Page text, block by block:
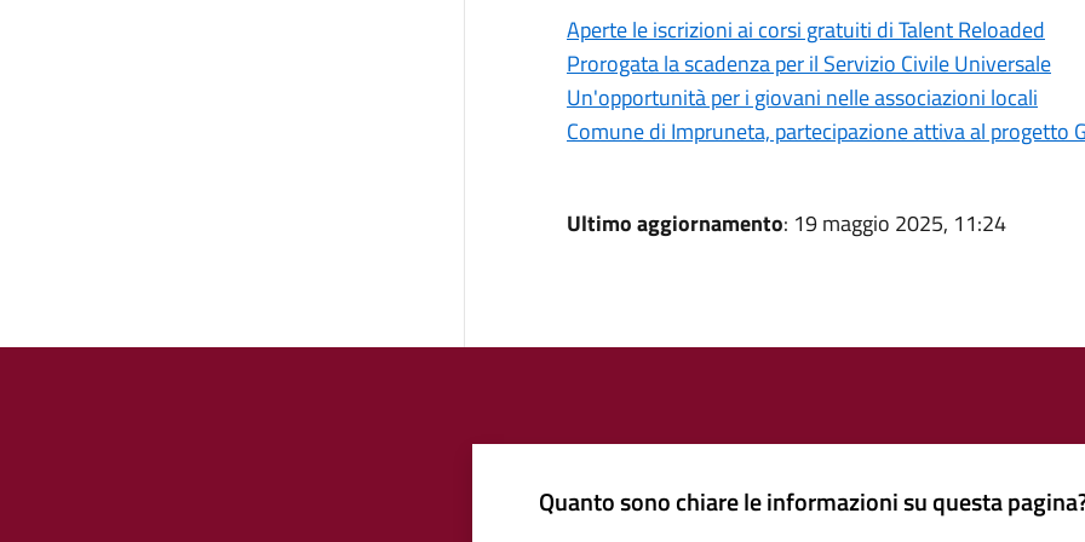
Aperte le iscrizioni ai corsi gratuiti di Talent Reloaded
Prorogata la scadenza per il Servizio Civile Universale
Un'opportunità per i giovani nelle associazioni locali
Comune di Impruneta, partecipazione attiva al progetto
Ultimo aggiornamento: 19 maggio 2025, 11:24
Quanto sono chiare le informazioni su questa